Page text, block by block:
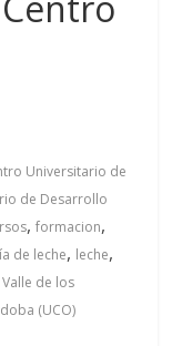
Universitario de
de Desarrollo
,formacion,
de leche, leche,
de los
(UCO)